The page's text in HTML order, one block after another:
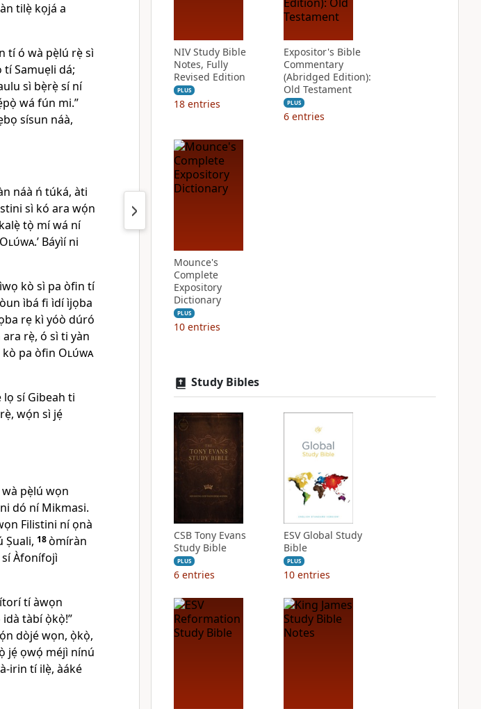
tilẹ̀ kọjá a
tí ó wà pẹ̀lú rẹ̀ sì
Samuẹli dá;
sì bẹ̀rẹ̀ sí ní
wá fún mi.”
sísun náà,
náà ń túká, àti
sì kó ara wọ́n
tọ̀ mí wá ní
Olúwa.’ Báyìí ni
kò sì pa òfin tí
ìbá fi ìdí ìjọba
rẹ kì yóò dúró
rẹ̀, ó sì ti yàn
pa òfin Olúwa
sí Gibeah ti
wọ́n sì jẹ́
pẹ̀lú wọn
dó ní Mikmasi.
Filistini ní ọnà
Ṣuali, 18òmíràn
Àfonífojì
tí àwọn
tàbí ọ̀kọ̀!”
dòjé wọn, ọ̀kọ̀,
jẹ́ ọwọ́ méjì nínú
irin tí ilẹ̀, àáké
NIV Study Bible
Notes, Fully
Revised Edition
PLUS
18 entries
Expositor's Bible
Commentary
(Abridged Edition):
Old Testament
PLUS
6 entries
Mounce's
Complete
Expository
Dictionary
PLUS
10 entries
Study Bibles
CSB Tony Evans
Study Bible
PLUS
6 entries
ESV Global Study
Bible
PLUS
10 entries